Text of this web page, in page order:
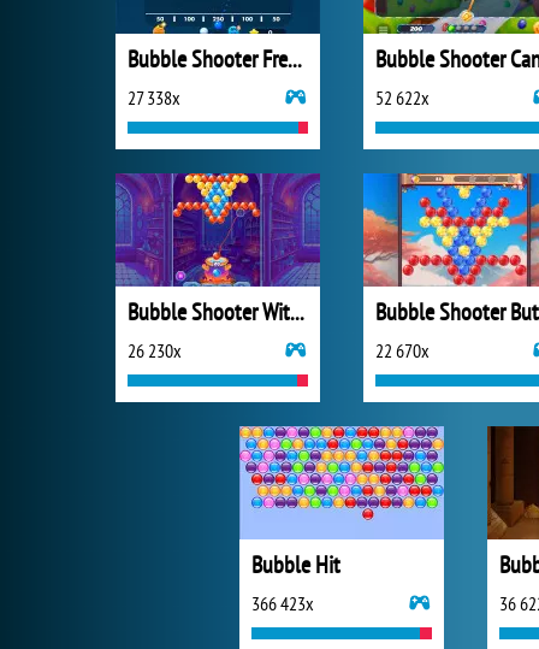
Bubble Shooter Free 3
27 338x 52 622x
Bubble Shooter Witch Tower
26 230x 22 670x
Bubble Hit
366 423x 36